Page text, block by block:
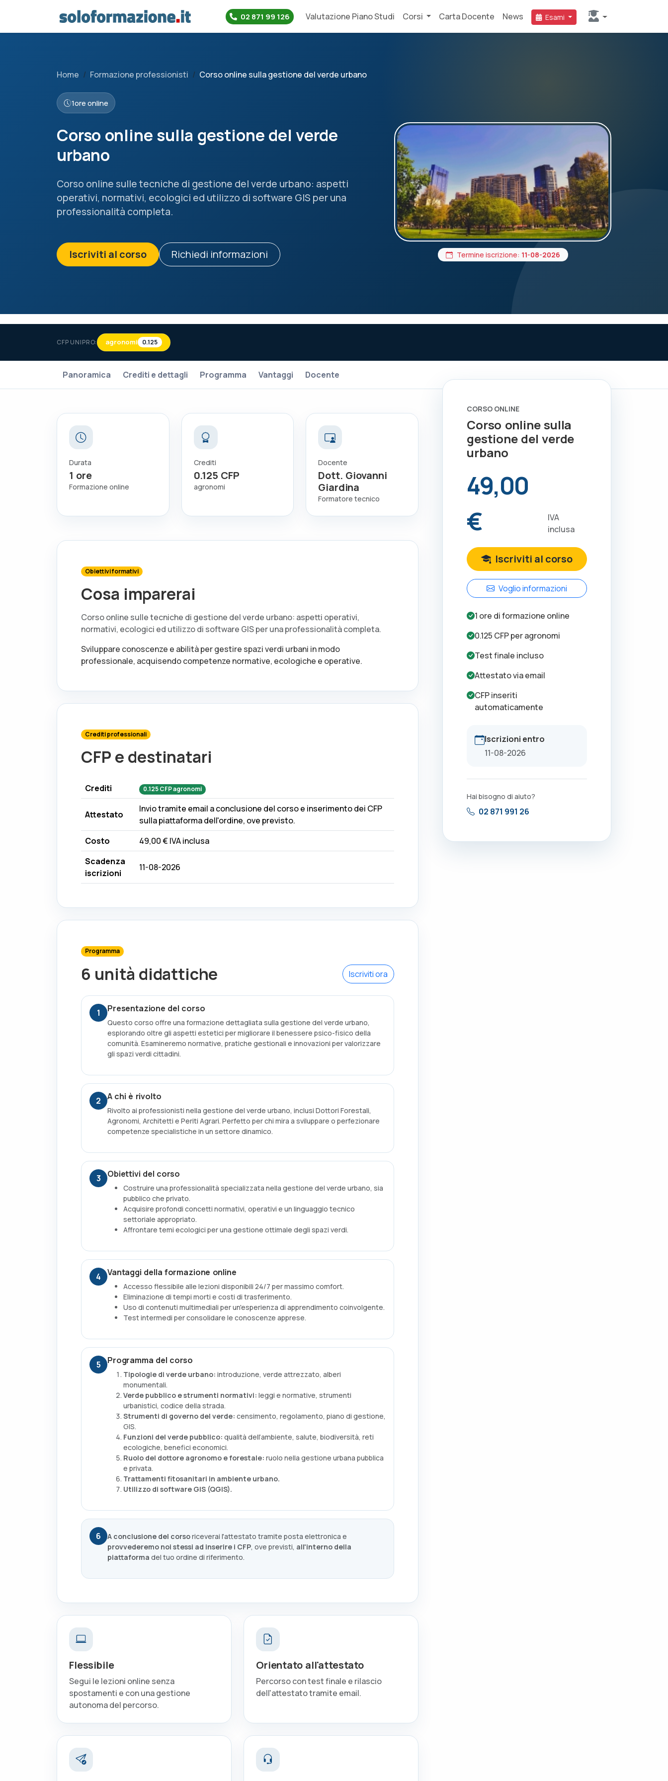
02 871 99 126 Valutazione Piano Studi Corsi Carta Docente News Esami
Home Formazione professionisti Corso online sulla gestione del verde urbano
1ore online
Corso online sulla gestione del verde
urbano
Corso online sulle tecniche di gestione del verde urbano: aspetti
operativi, normativi, ecologici ed utilizzo di software GIS per una
professionalità completa.
Iscriviti al corso Richiedi informazioni Termine iscrizione: 11-08-2026
CFP UNIPRO: agronomi 0.125
Panoramica Crediti e dettagli Programma Vantaggi Docente
Durata
1 ore
Formazione online
Crediti
0.125 CFP
agronomi
Docente
Dott. Giovanni
Giardina
Formatore tecnico
Obiettivi formativi
Cosa imparerai
Corso online sulle tecniche di gestione del verde urbano: aspetti operativi,
normativi, ecologici ed utilizzo di software GIS per una professionalità completa.
Sviluppare conoscenze e abilità per gestire spazi verdi urbani in modo
professionale, acquisendo competenze normative, ecologiche e operative.
Crediti professionali
CFP e destinatari
Crediti 0.125CFPagronomi
Attestato
Invio tramite email a conclusione del corso e inserimento dei CFP
sulla piattaforma dell'ordine, ove previsto.
Costo
49,00 € IVA inclusa
Scadenza
iscrizioni
11-08-2026
Programma
6 unità didattiche Iscriviti ora
1 Presentazione del corso
Questo corso offre una formazione dettagliata sulla gestione del verde urbano,
esplorando oltre gli aspetti estetici per migliorare il benessere psico-fisico della
comunità. Esamineremo normative, pratiche gestionali e innovazioni per valorizzare
gli spazi verdi cittadini.
2 A chi è rivolto
Rivolto ai professionisti nella gestione del verde urbano, inclusi Dottori Forestali,
Agronomi, Architetti e Periti Agrari. Perfetto per chi mira a sviluppare o perfezionare
competenze specialistiche in un settore dinamico.
3 Obiettivi del corso
Costruire una professionalità specializzata nella gestione del verde urbano, sia
pubblico che privato.
Acquisire profondi concetti normativi, operativi e un linguaggio tecnico
settoriale appropriato.
Affrontare temi ecologici per una gestione ottimale degli spazi verdi.
4 Vantaggi della formazione online
Accesso flessibile alle lezioni disponibili 24/7 per massimo comfort.
Eliminazione di tempi morti e costi di trasferimento.
Uso di contenuti multimediali per un'esperienza di apprendimento coinvolgente.
Test intermedi per consolidare le conoscenze apprese.
5 Programma del corso
Tipologie di verde urbano: introduzione, verde attrezzato, alberi
monumentali.
Verde pubblico e strumenti normativi: leggi e normative, strumenti
urbanistici, codice della strada.
Strumenti di governo del verde: censimento, regolamento, piano di gestione,
GIS.
Funzioni del verde pubblico: qualità dell’ambiente, salute, biodiversità, reti
ecologiche, benefici economici.
Ruolo del dottore agronomo e forestale: ruolo nella gestione urbana pubblica
e privata.
Trattamenti fitosanitari in ambiente urbano.
Utilizzo di software GIS (QGIS).
6 A conclusione del corsoriceverai l'attestato tramite posta elettronica e
provvederemo noi stessi ad inserire i CFP, ove previsti, all'interno della
piattaforma del tuo ordine di riferimento.
Flessibile
Segui le lezioni online senza
spostamenti e con una gestione
autonoma del percorso.
Orientato all'attestato
Percorso con test finale e rilascio
dell'attestato tramite email.
CORSO ONLINE
Corso online sulla
gestione del verde
urbano
49,00
€
IVA
inclusa
Iscriviti al corso
Voglio informazioni
1 ore di formazione online
0.125 CFP peragronomi
Test finale incluso
Attestato via email
CFP inseriti
automaticamente
Iscrizioni entro
11-08-2026
Hai bisogno di aiuto?
02 871 991 26